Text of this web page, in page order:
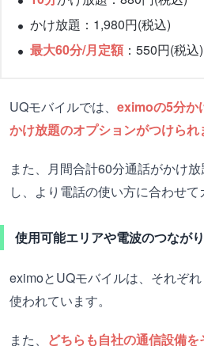
かけ放題：1,980円(税込)
最大60分/月定額：550円(税込)
UQモバイルでは、 eximoの5分か
かけ放題のオプションがつけられ
また、月間合計60分通話がかけ
し、より電話の使い方に合わせて
使用可能エリアや電波のつなが
eximoとUQモバイルは、それぞ
使われています。
また、 どちらも自社の通信設備